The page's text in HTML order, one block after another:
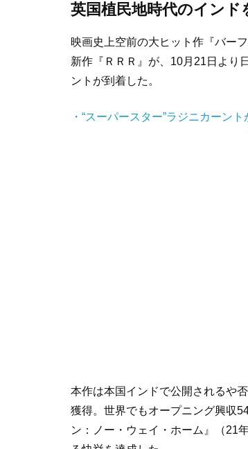
英国植民地時代のインド
映画史上空前の大ヒット作『バー
新作『ＲＲＲ』が、10月21日より
ントが到着した。
・“スーパースター”ラジニカーン
本作は本国インドで公開されるや
獲得。世界でもオープニング興収
ン：ノー・ウェイ・ホーム』（21